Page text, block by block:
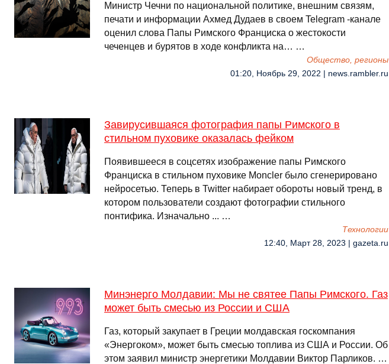
Министр Чечни по национальной политике, внешним связям,
печати и информации Ахмед Дудаев в своем Telegram -канале
оценил слова Папы Римского Франциска о жестокости
чеченцев и бурятов в ходе конфликта на… …
Общество, регионы
01:20, Ноябрь 29, 2022 | news.rambler.ru
Завирусившаяся фотография папы Римского в
стильном пуховике оказалась фейком
Появившееся в соцсетях изображение папы Римского
Франциска в стильном пуховике Moncler было сгенерировано
нейросетью. Теперь в Twitter набирает обороты новый тренд, в
котором пользователи создают фотографии стильного
понтифика. Изначально ... …
Технологии
12:40, Март 28, 2023 | gazeta.ru
Минэнерго Молдавии: Мы не святее Папы Римского. Газ
может быть смесью из России и США
Газ, который закупает в Греции молдавская госкомпания
«Энергоком», может быть смесью топлива из США и России. Об
этом заявил министр энергетики Молдавии Виктор Парликов. …